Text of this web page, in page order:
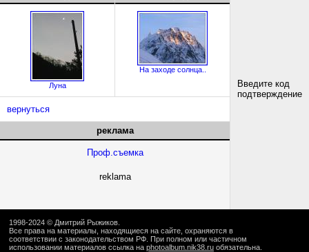
Луна
На заходе солнца..
вернуться
реклама
Проф.съемка
reklama
Введите код
подтверждение
1998-2024 © Дмитрий Рыжиков
Все права на материалы, находящиеся на сайте, охраняются в
соответствии с законодательством РФ. При полном или частичном
использовании материалов ссылка на photoalbum.nik38.ru обязательна.